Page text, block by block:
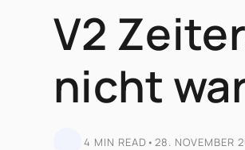
V2
nicht
4 MIN READ • 28. NOVEMBER